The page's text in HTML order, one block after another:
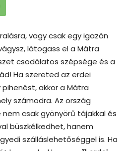
vagy csak egy igazán
látogass el a Mátra
csodálatos szépsége és a
Ha szereted az erdei
akkor a Mátra
számodra. Az ország
csak gyönyörű tájakkal és
büszkélkedhet, hanem
szálláslehetőséggel is. Ha